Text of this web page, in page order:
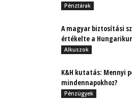
Pénztárak
A magyar biztosítási
értékelte a
Alkuszok
K&H kutatás: Mennyi
mindennapokhoz?
Pénzügyek